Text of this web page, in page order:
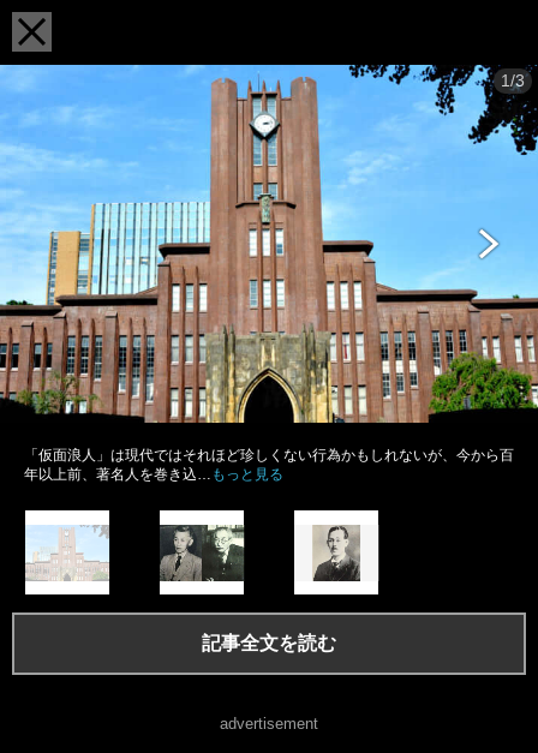
1/3
「仮面浪人」は現代ではそれほど珍しくない行為かもしれないが、今から百
年以上前、著名人を巻き込…
もっと見る
記事全文を読む
advertisement